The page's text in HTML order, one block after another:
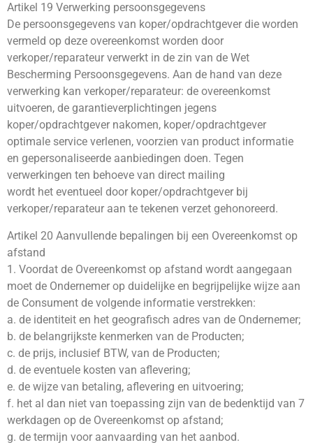
Artikel 19 Verwerking persoonsgegevens
De persoonsgegevens van koper/opdrachtgever die worden
vermeld op deze overeenkomst worden door
verkoper/reparateur verwerkt in de zin van de Wet
Bescherming Persoonsgegevens. Aan de hand van deze
verwerking kan verkoper/reparateur: de overeenkomst
uitvoeren, de garantieverplichtingen jegens
koper/opdrachtgever nakomen, koper/opdrachtgever
optimale service verlenen, voorzien van product informatie
en gepersonaliseerde aanbiedingen doen. Tegen
verwerkingen ten behoeve van direct mailing
wordt het eventueel door koper/opdrachtgever bij
verkoper/reparateur aan te tekenen verzet gehonoreerd.
Artikel 20 Aanvullende bepalingen bij een Overeenkomst op
afstand
1. Voordat de Overeenkomst op afstand wordt aangegaan
moet de Ondernemer op duidelijke en begrijpelijke wijze aan
de Consument de volgende informatie verstrekken:
a. de identiteit en het geografisch adres van de Ondernemer;
b. de belangrijkste kenmerken van de Producten;
c. de prijs, inclusief BTW, van de Producten;
d. de eventuele kosten van aflevering;
e. de wijze van betaling, aflevering en uitvoering;
f. het al dan niet van toepassing zijn van de bedenktijd van 7
werkdagen op de Overeenkomst op afstand;
g. de termijn voor aanvaarding van het aanbod.